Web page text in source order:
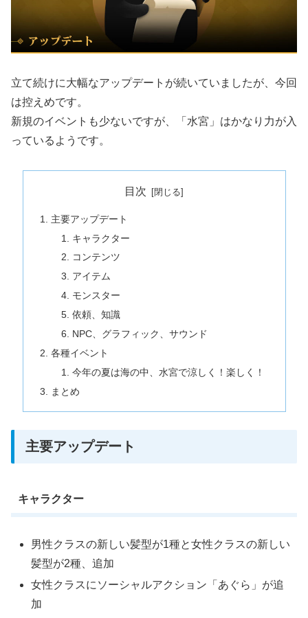
立て続けに大幅なアップデートが続いていましたが、今回
は控えめです。
新規のイベントも少ないですが、「水宮」はかなり力が入
っているようです。
目次
主要アップデート
キャラクター
コンテンツ
アイテム
モンスター
依頼、知識
NPC、グラフィック、サウンド
各種イベント
今年の夏は海の中、水宮で涼しく！楽しく！
まとめ
主要アップデート
キャラクター
男性クラスの新しい髪型が1種と女性クラスの新しい
髪型が2種、追加
女性クラスにソーシャルアクション「あぐら」が追
加